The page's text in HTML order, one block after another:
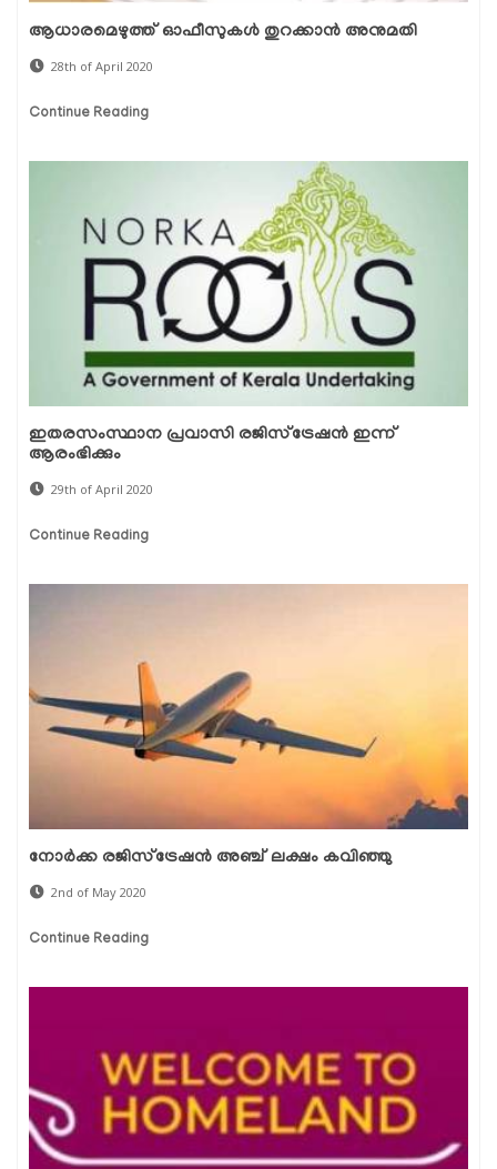
ആധാരമെഴുത്ത് ഓഫീസുകള്‍ തുറക്കാന്‍ അനുമതി
28th of April 2020
Continue Reading
ഇതരസംസ്ഥാന പ്രവാസി രജിസ്ട്രേഷന്‍ ഇന്ന്‌
ആരംഭിക്കും
29th of April 2020
Continue Reading
നോര്‍ക്ക രജിസ്ട്രേഷന്‍ അഞ്ച് ലക്ഷം കവിഞ്ഞു
2nd of May 2020
Continue Reading